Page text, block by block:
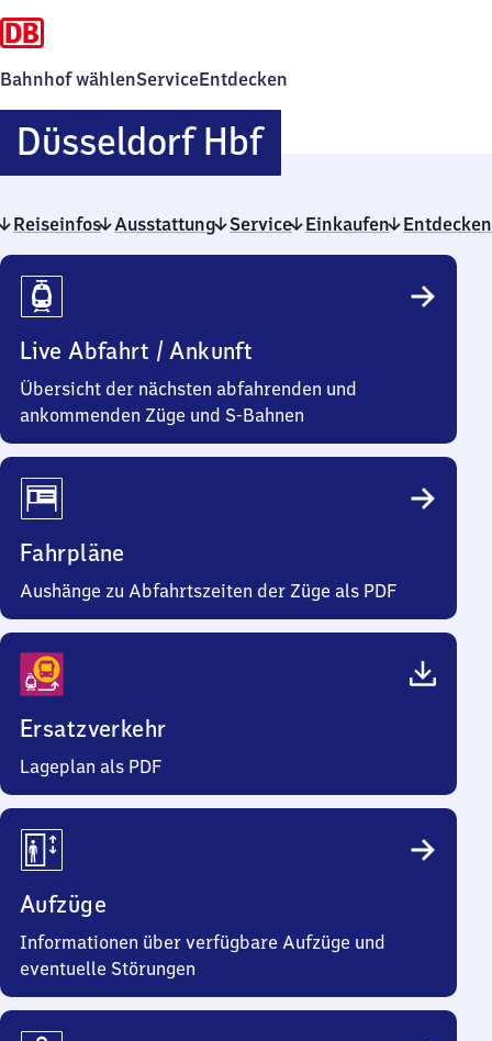
Bahnhof wählenServiceEntdecken
Düsseldorf HbfDüsseldorf
Hauptbahnhof
Reiseinfos Ausstattung Service Einkaufen Entdecken
Reiseinfos
Live Abfahrt / Ankunft
Übersicht der nächsten abfahrenden und
ankommenden Züge und S-Bahnen
Fahrpläne
Aushänge zu Abfahrtszeiten der Züge als PDF
Ersatzverkehr
Lageplan als PDF
Aufzüge
Informationen über verfügbare Aufzüge und
eventuelle Störungen